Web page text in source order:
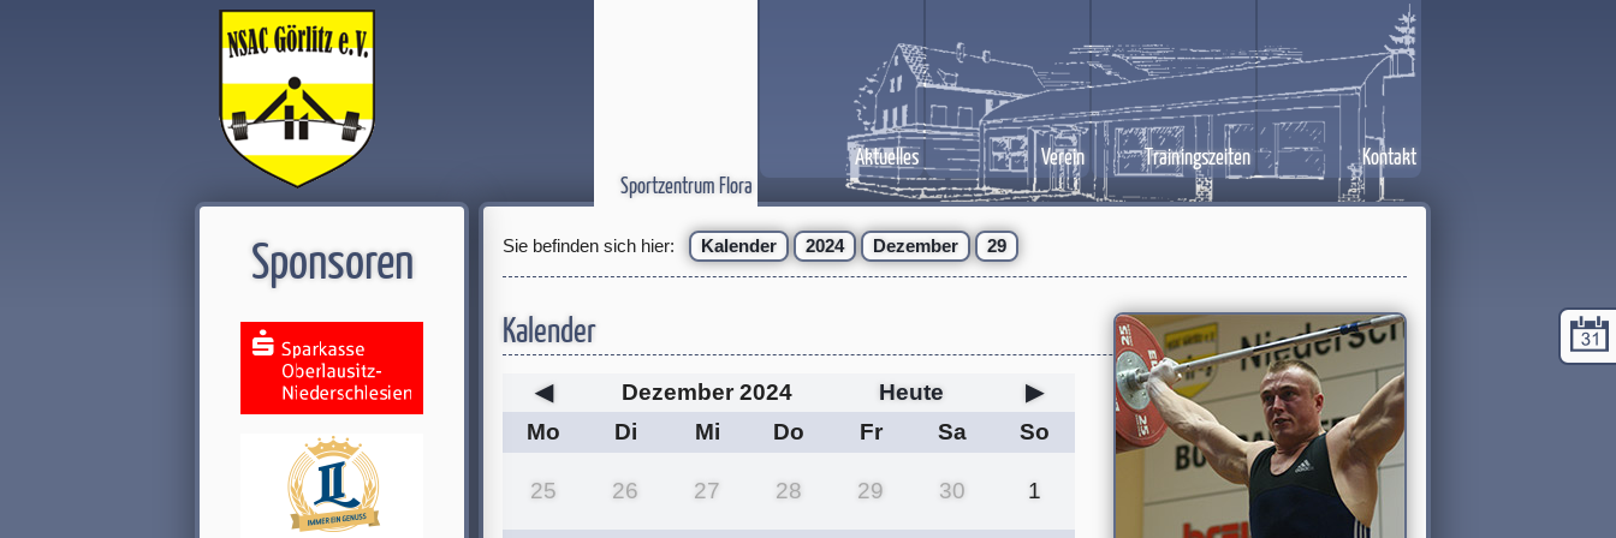
Sportzentrum Flora
Aktuelles Verein Trainingszeiten Kontakt
Sie befinden sich hier: Kalender 2024 Dezember 29
Kalender
◀ Dezember 2024 Heute
▶
Mo
Di Mi Do Fr Sa So
25 26 27 28 29 30 1
Sponsoren